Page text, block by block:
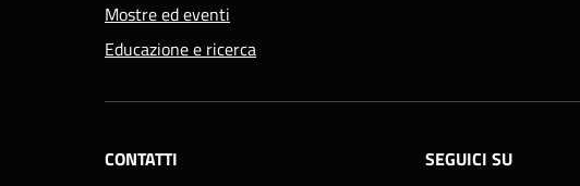
Mostre ed eventi
Educazione e ricerca
CONTATTI
SEGUICI SU